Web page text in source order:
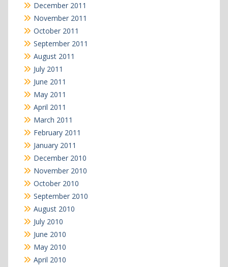
December 2011
November 2011
October 2011
September 2011
August 2011
July 2011
June 2011
May 2011
April 2011
March 2011
February 2011
January 2011
December 2010
November 2010
October 2010
September 2010
August 2010
July 2010
June 2010
May 2010
April 2010